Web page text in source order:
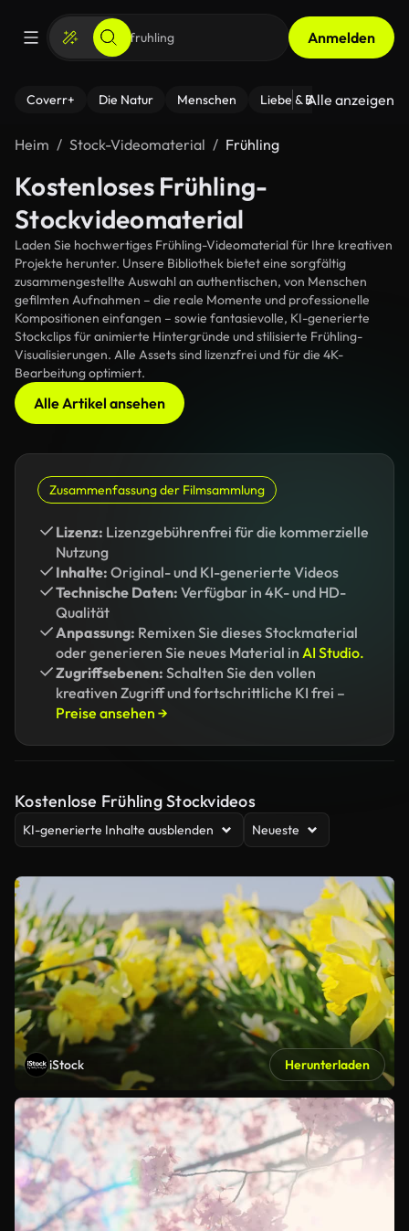
Anmelden
Coverr+ Die Natur Menschen Liebe & Beziehungen
Alle anzeigen
Heim Stock-Videomaterial Frühling
Kostenloses Frühling-
Stockvideomaterial
Laden Sie hochwertiges Frühling-Videomaterial für Ihre kreativen
Projekte herunter. Unsere Bibliothek bietet eine sorgfältig
zusammengestellte Auswahl an authentischen, von Menschen
gefilmten Aufnahmen – die reale Momente und professionelle
Kompositionen einfangen – sowie fantasievolle, KI-generierte
Stockclips für animierte Hintergründe und stilisierte Frühling-
Visualisierungen. Alle Assets sind lizenzfrei und für die 4K-
Bearbeitung optimiert.
Alle Artikel ansehen
Zusammenfassung der Filmsammlung
Lizenz: Lizenzgebührenfrei für die kommerzielle
Nutzung
Inhalte: Original- und KI-generierte Videos
Technische Daten: Verfügbar in 4K- und HD-
Qualität
Anpassung: Remixen Sie dieses Stockmaterial
oder generieren Sie neues Material in AI Studio.
Zugriffsebenen: Schalten Sie den vollen
kreativen Zugriff und fortschrittliche KI frei –
Preise ansehen →
Kostenlose Frühling Stockvideos
KI-generierte Inhalte ausblenden Neueste
iStock Herunterladen